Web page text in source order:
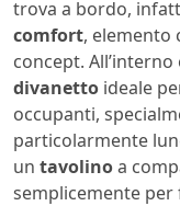
trova a bordo,
comfort, elemento
concept.
divanetto ideale
occupanti,
particolarmente
un tavolinoa
semplicemente